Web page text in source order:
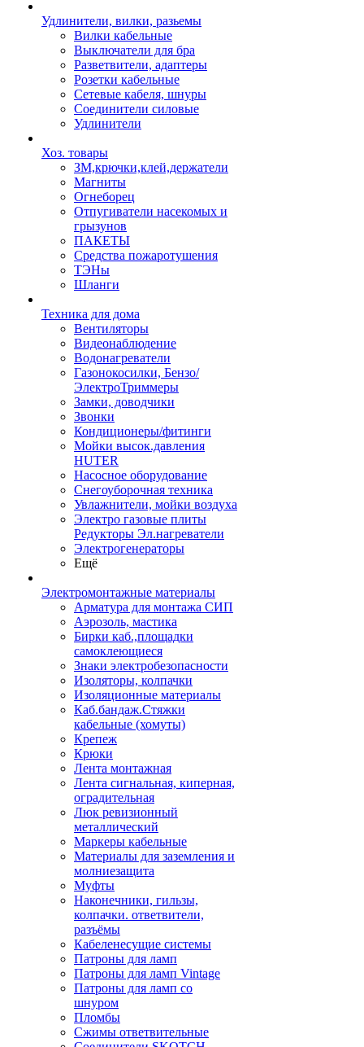
Удлинители, вилки, разьемы
Вилки кабельные
Выключатели для бра
Разветвители, адаптеры
Розетки кабельные
Сетевые кабеля, шнуры
Соединители силовые
Удлинители
Хоз. товары
ЗМ,крючки,клей,держатели
Магниты
Огнеборец
Отпугиватели насекомых и
грызунов
ПАКЕТЫ
Средства пожаротушения
ТЭНы
Шланги
Техника для дома
Вентиляторы
Видеонаблюдение
Водонагреватели
Газонокосилки, Бензо/
ЭлектроТриммеры
Замки, доводчики
Звонки
Кондиционеры/фитинги
Мойки высок.давления
HUTER
Насосное оборудование
Снегоуборочная техника
Увлажнители, мойки воздуха
Электро газовые плиты
Редукторы Эл.нагреватели
Электрогенераторы
Ещё
Электромонтажные материалы
Арматура для монтажа СИП
Аэрозоль, мастика
Бирки каб.,площадки
самоклеющиеся
Знаки электробезопасности
Изоляторы, колпачки
Изоляционные материалы
Каб.бандаж.Стяжки
кабельные (хомуты)
Крепеж
Крюки
Лента монтажная
Лента сигнальная, киперная,
оградительная
Люк ревизионный
металлический
Маркеры кабельные
Материалы для заземления и
молниезащита
Муфты
Наконечники, гильзы,
колпачки. ответвители,
разъёмы
Кабеленесущие системы
Патроны для ламп
Патроны для ламп Vintage
Патроны для ламп со
шнуром
Пломбы
Сжимы ответвительные